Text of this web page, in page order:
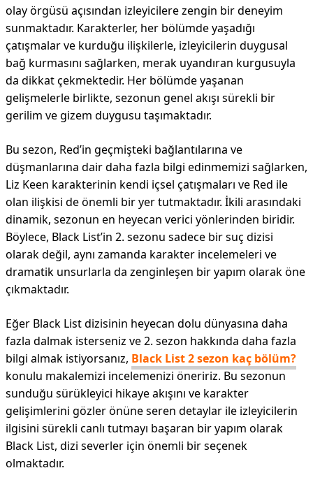
olay örgüsü açısından izleyicilere zengin bir deneyim
sunmaktadır. Karakterler, her bölümde yaşadığı
çatışmalar ve kurduğu ilişkilerle, izleyicilerin duygusal
bağ kurmasını sağlarken, merak uyandıran kurgusuyla
da dikkat çekmektedir. Her bölümde yaşanan
gelişmelerle birlikte, sezonun genel akışı sürekli bir
gerilim ve gizem duygusu taşımaktadır.
Bu sezon, Red’in geçmişteki bağlantılarına ve
düşmanlarına dair daha fazla bilgi edinmemizi sağlarken,
Liz Keen karakterinin kendi içsel çatışmaları ve Red ile
olan ilişkisi de önemli bir yer tutmaktadır. İkili arasındaki
dinamik, sezonun en heyecan verici yönlerinden biridir.
Böylece, Black List’in 2. sezonu sadece bir suç dizisi
olarak değil, aynı zamanda karakter incelemeleri ve
dramatik unsurlarla da zenginleşen bir yapım olarak öne
çıkmaktadır.
Eğer Black List dizisinin heyecan dolu dünyasına daha
fazla dalmak isterseniz ve 2. sezon hakkında daha fazla
bilgi almak istiyorsanız, Black List 2 sezon kaç bölüm?
konulu makalemizi incelemenizi öneririz. Bu sezonun
sunduğu sürükleyici hikaye akışını ve karakter
gelişimlerini gözler önüne seren detaylar ile izleyicilerin
ilgisini sürekli canlı tutmayı başaran bir yapım olarak
Black List, dizi severler için önemli bir seçenek
olmaktadır.